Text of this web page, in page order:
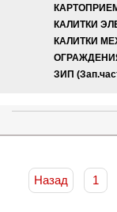
КАЛИТКИ
КАЛИТКИ
ЗИП
Назад 1